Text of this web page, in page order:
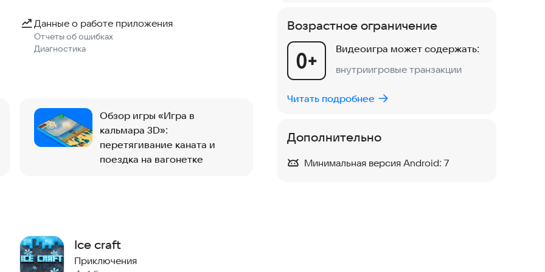
просторы, находите новые локации и
мире крафта и майна.
и релаксе; здесь нет монстров, чтобы вы
черпайте вдохновение из окружающего
и создайте уникальный мир.
с Пользовательским соглашением (Terms of
Данные о работе приложения
Отчеты об ошибках
Диагностика
Обзор игры «Игра в
кальмара 3D»:
перетягивание каната и
поездка на вагонетке
Ice craft
Приключения
Возрастное ограничение
Видеоигра может содержать:
внутриигровые транзакции
Читать подробнее
Дополнительно
Минимальная версия Android: 7